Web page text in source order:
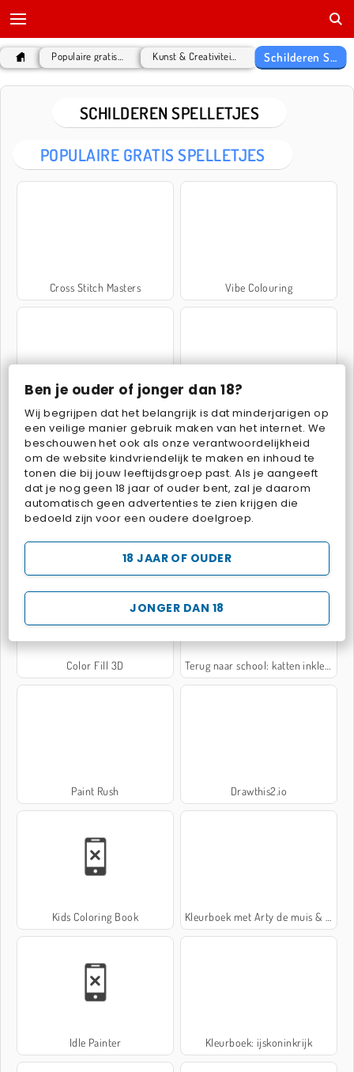
Ben je ouder of jonger dan 18?
Wij begrijpen dat het belangrijk is dat minderjarigen op
een veilige manier gebruik maken van het internet. We
beschouwen het ook als onze verantwoordelijkheid
om de website kindvriendelijk te maken en inhoud te
tonen die bij jouw leeftijdsgroep past. Als je aangeeft
dat je nog geen 18 jaar of ouder bent, zal je daarom
automatisch geen advertenties te zien krijgen die
bedoeld zijn voor een oudere doelgroep.
JONGER DAN 18
18 JAAR OF OUDER
Schilderen Spelletjes
SCHILDEREN SPELLETJES
POPULAIRE GRATIS SPELLETJES
Cross Stitch Masters Vibe Colouring
SuperPixelint Schattige dieren inkleuren
Kleurboek: terug naar school Paint House
Color Fill 3D Terug naar school: katten inkleuren
Paint Rush Drawthis2.io
Kids Coloring Book Kleurboek met Arty de muis & vrienden
Idle Painter Kleurboek: ijskoninkrijk